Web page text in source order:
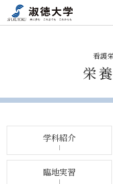
看護
栄
学科紹介
臨地実習